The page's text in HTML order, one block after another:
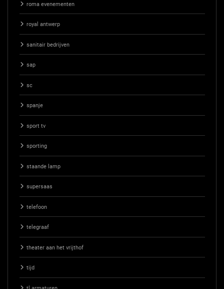
roma evenementen
royal antwerp
sanitair bedrijven
sap
sc
spanje
sport tv
sporting
staande lamp
supersaas
telefoon
telegraaf
theater aan het vrijthof
tijd